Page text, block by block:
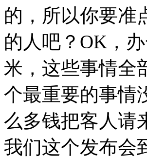
的，所以你要准
的人吧？OK，
米，这些事情全
个最重要的事情
么多钱把客人请
我们这个发布会